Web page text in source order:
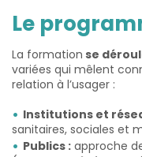
Le
La formation se
variées qui mêlent
relation à l’usager :
Institutions et
sanitaires, sociales et
Publics : approche